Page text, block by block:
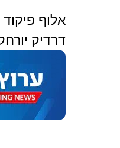
‏אלוף
דרדיק